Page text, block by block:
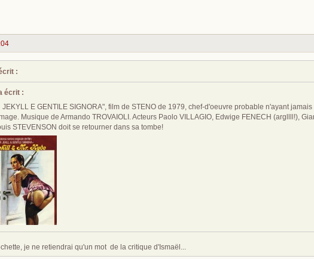
:
écrit :
JEKYLL E GENTILE SIGNORA", film de STENO de 1979, chef-d'oeuvre probable n'ayant
Musique de Armando TROVAIOLI. Acteurs Paolo VILLAGIO, Edwige FENECH (argllll!),
STEVENSON doit se retourner dans sa tombe!
je ne retiendrai qu'un mot de la critique d'Ismaël...